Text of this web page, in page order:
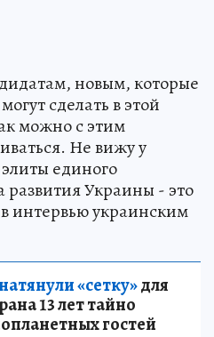
новым, которые
сделать в этой
можно с этим
Не вижу у
единого
развития Украины - это
интервью украинским
«сетку»для
13 лет тайно
гостей